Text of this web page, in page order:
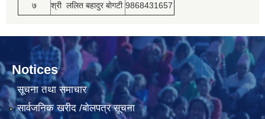
७ श्री ललित बहादुर बोगटी 9868431657
Notices
सूचना तथा समाचार
सार्वजनिक खरीद /बोलपत्र सूचना